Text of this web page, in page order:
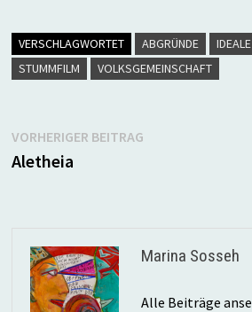
VERSCHLAGWORTET ABGRÜNDE IDEALE
STUMMFILM
VOLKSGEMEINSCHAFT
Beitragsnavigation
VORHERIGER BEITRAGVorheriger
Aletheia
Marina Sosseh
Alle Beiträge